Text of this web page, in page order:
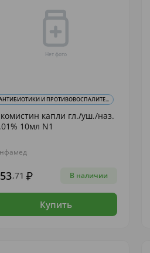
И ПРОТИВОВОСПАЛИТЕ...
капли гл./уш./наз.
10мл N1
,71 В наличии
Купить